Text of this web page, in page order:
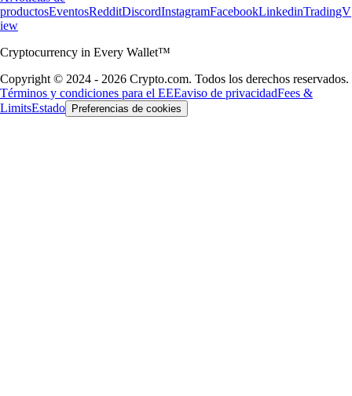
productosEventosRedditDiscordInstagramFacebookLinkedinTradingV
iew
Cryptocurrency in Every Wallet™
Copyright © 2024 - 2026 Crypto.com. Todos los derechos reservados.
Términos y condiciones para el EEEaviso de privacidadFees &
LimitsEstado Preferencias de cookies